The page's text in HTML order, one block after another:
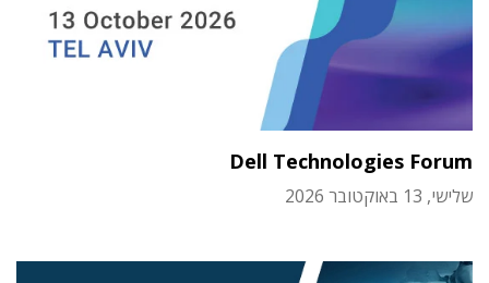
Dell Technologies Forum
שלישי, 13 באוקטובר 2026